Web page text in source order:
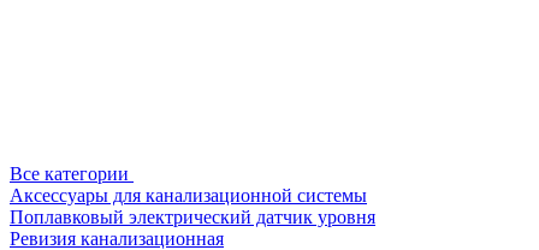
Все категории
Аксессуары для канализационной системы
Поплавковый электрический датчик уровня
Ревизия канализационная